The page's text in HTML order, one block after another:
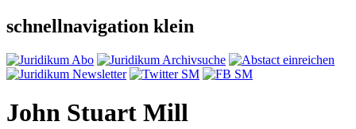
schnellnavigation klein
John Stuart Mill